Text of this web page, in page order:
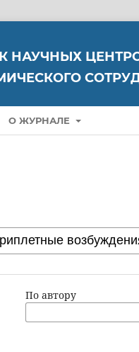
НАУЧНЫХ
О ЖУРНАЛЕ
По автору